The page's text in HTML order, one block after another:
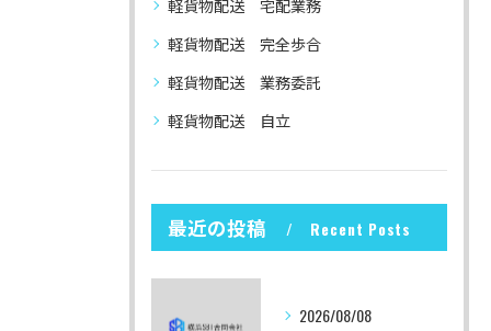
軽貨物配送 宅配業務
軽貨物配送 完全歩合
軽貨物配送 業務委託
軽貨物配送 自立
最近の投稿 Recent Posts
2026/08/08